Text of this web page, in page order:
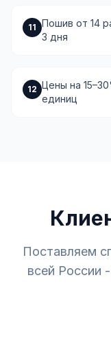
11 Пошив от 14
3 дня
12 Цены на
единиц
Поставляем
всей России